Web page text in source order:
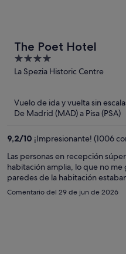
The Poet Hotel
4
out
La Spezia Historic Centre
Vuelo de ida y vuelta sin
De Madrid (MAD) a Pisa (PSA)
9,2/10 ¡Impresionante! (1006
Las personas en recepción
habitación amplia, lo que no
paredes de la habitación
líquidos escurridos y eso da la
estaban sucia y lo demás estaba bien. Fuera de eso todo
Comentario del 29 de jun de 2026